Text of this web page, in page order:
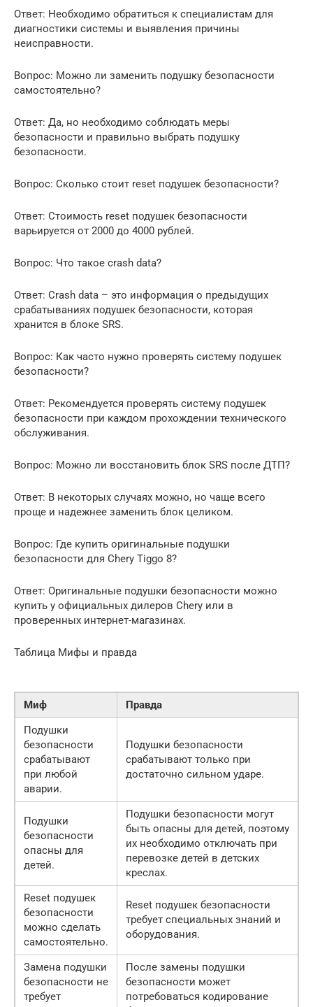
Ответ: Необходимо обратиться к специалистам для
диагностики системы и выявления причины
неисправности.
Вопрос: Можно ли заменить подушку безопасности
самостоятельно?
Ответ: Да, но необходимо соблюдать меры
безопасности и правильно выбрать подушку
безопасности.
Вопрос: Сколько стоит reset подушек безопасности?
Ответ: Стоимость reset подушек безопасности
варьируется от 2000 до 4000 рублей.
Вопрос: Что такое crash data?
Ответ: Crash data – это информация о предыдущих
срабатываниях подушек безопасности, которая
хранится в блоке SRS.
Вопрос: Как часто нужно проверять систему подушек
безопасности?
Ответ: Рекомендуется проверять систему подушек
безопасности при каждом прохождении технического
обслуживания.
Вопрос: Можно ли восстановить блок SRS после ДТП?
Ответ: В некоторых случаях можно, но чаще всего
проще и надежнее заменить блок целиком.
Вопрос: Где купить оригинальные подушки
безопасности для Chery Tiggo 8?
Ответ: Оригинальные подушки безопасности можно
купить у официальных дилеров Chery или в
проверенных интернет-магазинах.
Таблица Мифы и правда
Миф
Правда
Подушки
безопасности
срабатывают
при любой
аварии.
Подушки безопасности
срабатывают только при
достаточно сильном ударе.
Подушки
безопасности
опасны для
детей.
Подушки безопасности могут
быть опасны для детей, поэтому
их необходимо отключать при
перевозке детей в детских
креслах.
Reset подушек
безопасности
можно сделать
самостоятельно.
Reset подушек безопасности
требует специальных знаний и
оборудования.
Замена подушки
безопасности не
требует
После замены подушки
безопасности может
потребоваться кодирование